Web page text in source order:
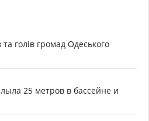
та голів громад Одеського
25 метров в бассейне и